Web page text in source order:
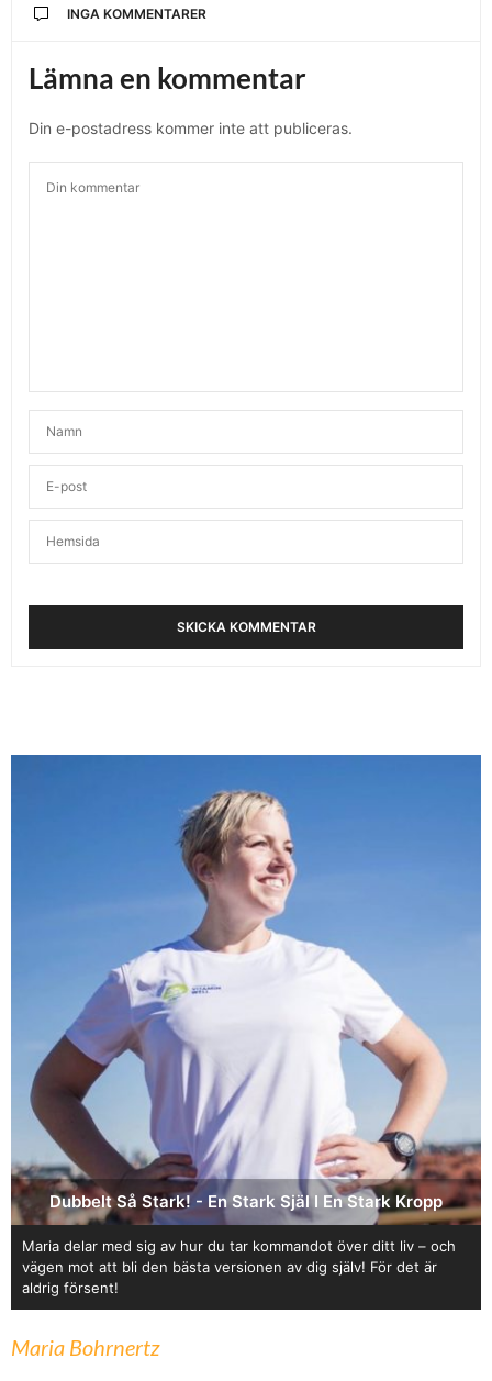
INGA KOMMENTARER
Lämna en kommentar
Din e-postadress kommer inte att publiceras.
Dubbelt Så Stark! - En Stark Själ I En Stark Kropp
Maria delar med sig av hur du tar kommandot över ditt liv – och
vägen mot att bli den bästa versionen av dig själv! För det är
aldrig försent!
Maria Bohrnertz